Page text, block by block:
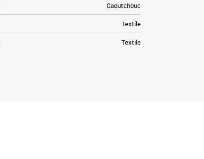
Caoutchouc
Textile
Textile